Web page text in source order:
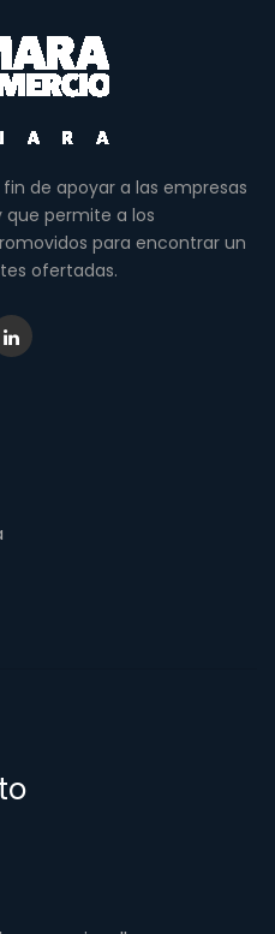
de apoyar a las empresas
que permite a los
para encontrar un
ofertadas.